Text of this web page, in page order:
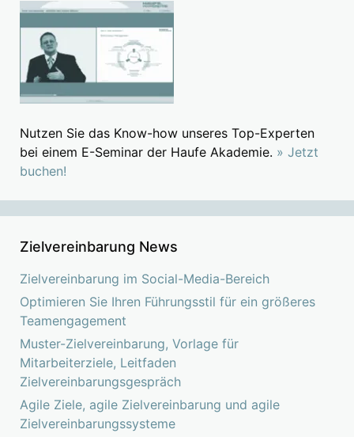
Nutzen Sie das Know-how unseres Top-Experten
bei einem E-Seminar der Haufe Akademie. » Jetzt
buchen!
Zielvereinbarung News
Zielvereinbarung im Social-Media-Bereich
Optimieren Sie Ihren Führungsstil für ein größeres
Teamengagement
Muster-Zielvereinbarung, Vorlage für
Mitarbeiterziele, Leitfaden
Zielvereinbarungsgespräch
Agile Ziele, agile Zielvereinbarung und agile
Zielvereinbarungssysteme